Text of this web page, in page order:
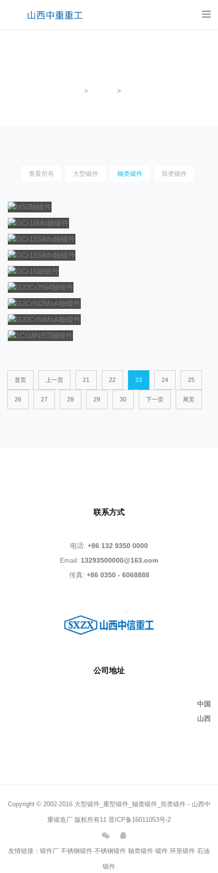
> >
查看所有 大型锻件 轴类锻件 筒类锻件
M50轴锻件
M50轴锻件
GCR18MO轴锻件
GCr18Mo轴锻件
GCR15SIMO轴锻件
GCr15SiMo轴锻件
GCR15SIMN轴锻件
GCr15SiMn轴锻件
GCR15轴锻件
GCr15轴锻件
G20CR2NI4轴锻件
G20Cr2Ni4轴锻件
G2CRNI2MOA轴锻件
G2CrNi2MoA轴锻件
1Cr18Ni9Ti轴锻件
首页 上一页 21 22 23 24 25
26 27 28 29 30 下一页 尾页
联系方式
电话: +86 132 9350 0000
Email: 13293500000@163.com
传真: +86 0350 - 6068888
公司地址
中国
山西
Copyright © 2002-2016 大型锻件_重型锻件_轴类锻件_筒类锻件 - 山西中
重锻造厂 版权所有11 晋ICP备16011053号-2
友情链接： 锻件厂 不锈钢锻件 不锈钢锻件 轴类锻件 锻件 环形锻件 石油
锻件